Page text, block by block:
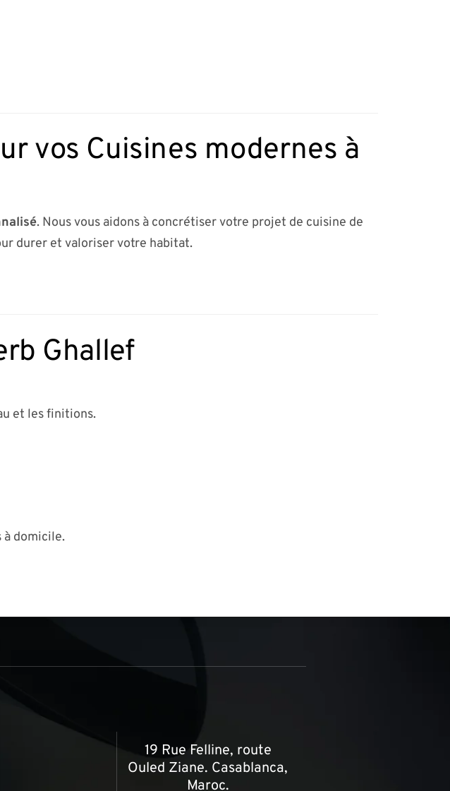
vos Cuisines modernes à
. Nous vous aidons à concrétiser votre projet de cuisine de
durer et valoriser votre habitat.
Ghallef
et les finitions.
à domicile.
19 Rue Felline, route
Ouled Ziane. Casablanca,
Maroc.